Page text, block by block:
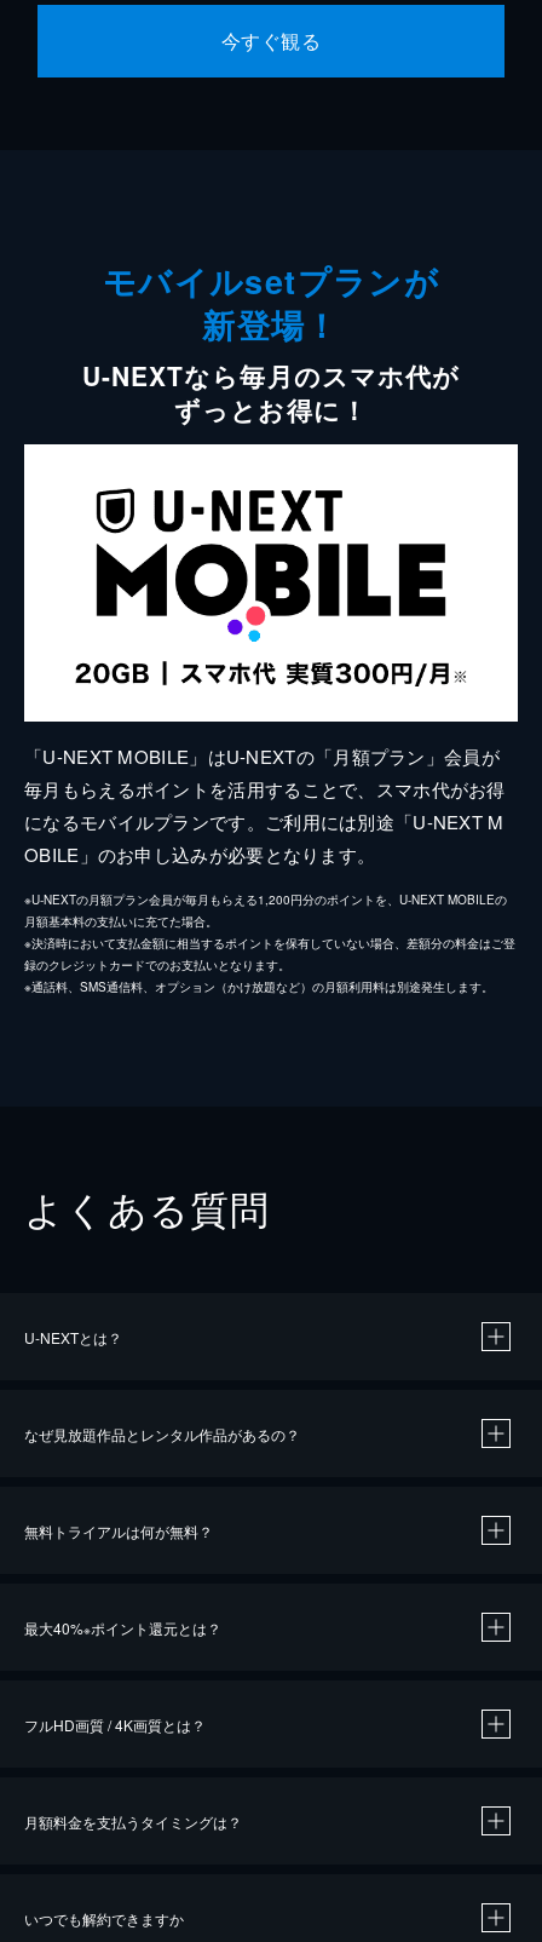
今すぐ観る
モバイルsetプランが
新登場！
U-NEXTなら毎月のスマホ代が
ずっとお得に！
「U-NEXT MOBILE」はU-NEXTの「月額プラン」会員が
毎月もらえるポイントを活用することで、スマホ代がお得
になるモバイルプランです。ご利用には別途「U-NEXT M
OBILE」のお申し込みが必要となります。
※U-NEXTの月額プラン会員が毎月もらえる1,200円分のポイントを、U-NEXT MOBILEの
月額基本料の支払いに充てた場合。
※決済時において支払金額に相当するポイントを保有していない場合、差額分の料金はご登
録のクレジットカードでのお支払いとなります。
※通話料、SMS通信料、オプション（かけ放題など）の月額利用料は別途発生します。
よくある質問
U-NEXTとは？
なぜ見放題作品とレンタル作品があるの？
無料トライアルは何が無料？
最大40%※ポイント還元とは？
※40％ポイント還元の対象は、クレジットカード決済による作品の購入 / レンタルです。
フルHD画質 / 4K画質とは？
月額料金を支払うタイミングは？
いつでも解約できますか